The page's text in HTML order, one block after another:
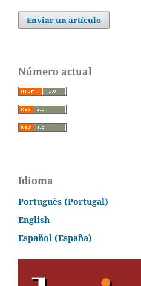
Enviar un artículo
Número actual
Idioma
Português (Portugal)
English
Español (España)